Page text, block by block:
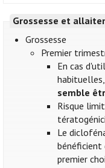
Grossesse et
Grossesse
Premier
En cas
habituelles,
semble
Risque
Le
bénéficient
premier